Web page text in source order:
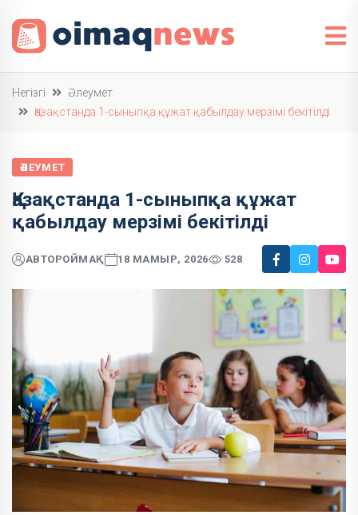
Негізгі
Әлеумет
Қазақстанда 1-сыныпқа құжат қабылдау мерзімі бекітілді
ӘЛЕУМЕТ
Қазақстанда 1-сыныпқа құжат
қабылдау мерзімі бекітілді
АВТОРОЙМАҚ 18 МАМЫР, 2026 528